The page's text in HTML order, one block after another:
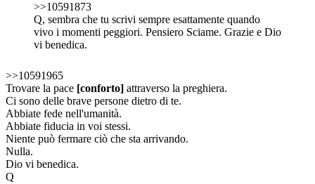
>>10591873
Q, sembra che tu scrivi sempre esattamente quando
vivo i momenti peggiori. Pensiero Sciame. Grazie e Dio
vi benedica.
>>10591965
Trovare la pace [conforto] attraverso la preghiera.
Ci sono delle brave persone dietro di te.
Abbiate fede nell'umanità.
Abbiate fiducia in voi stessi.
Niente può fermare ciò che sta arrivando.
Nulla.
Dio vi benedica.
Q